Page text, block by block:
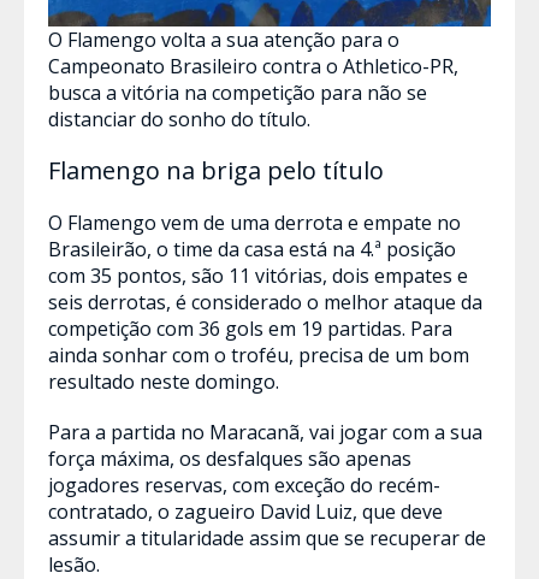
O Flamengo volta a sua atenção para o
Campeonato Brasileiro contra o Athletico-PR,
busca a vitória na competição para não se
distanciar do sonho do título.
Flamengo na briga pelo título
O Flamengo vem de uma derrota e empate no
Brasileirão, o time da casa está na 4.ª posição
com 35 pontos, são 11 vitórias, dois empates e
seis derrotas, é considerado o melhor ataque da
competição com 36 gols em 19 partidas. Para
ainda sonhar com o troféu, precisa de um bom
resultado neste domingo.
Para a partida no Maracanã, vai jogar com a sua
força máxima, os desfalques são apenas
jogadores reservas, com exceção do recém-
contratado, o zagueiro David Luiz, que deve
assumir a titularidade assim que se recuperar de
lesão.